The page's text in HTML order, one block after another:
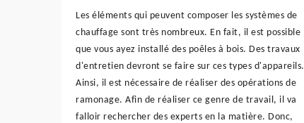
Les éléments qui peuvent composer les systèmes de
chauffage sont très nombreux. En fait, il est possible
que vous ayez installé des poêles à bois. Des travaux
d'entretien devront se faire sur ces types d'appareils.
Ainsi, il est nécessaire de réaliser des opérations de
ramonage. Afin de réaliser ce genre de travail, il va
falloir rechercher des experts en la matière. Donc,